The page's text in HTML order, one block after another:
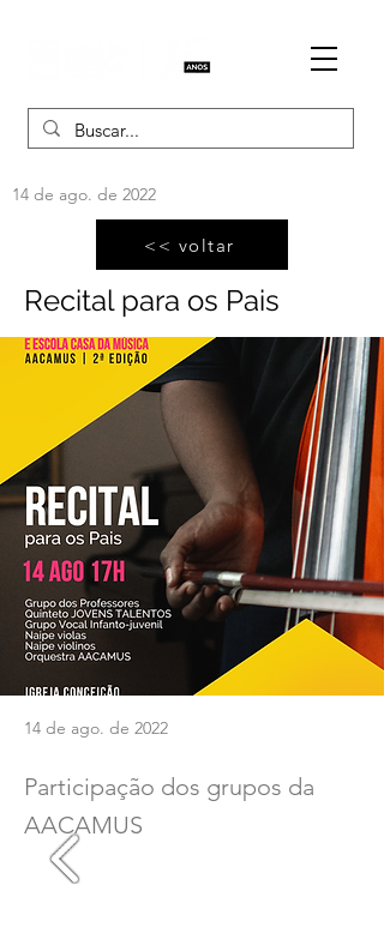
14 de ago. de 2022
<< voltar
Recital para os Pais
14 de ago. de 2022
Participação dos grupos da
AACAMUS